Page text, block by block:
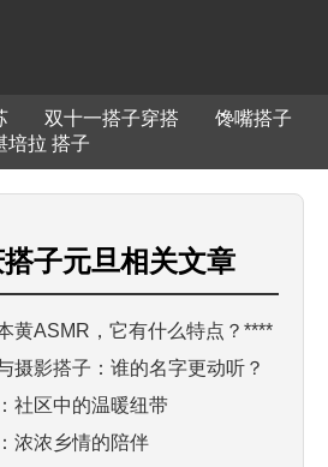
双十一搭子穿搭
馋嘴搭子
培拉 搭子
子元旦相关文章
黄ASMR，它有什么特点？****
摄影搭子：谁的名字更动听？
社区中的温暖纽带
浓浓乡情的陪伴